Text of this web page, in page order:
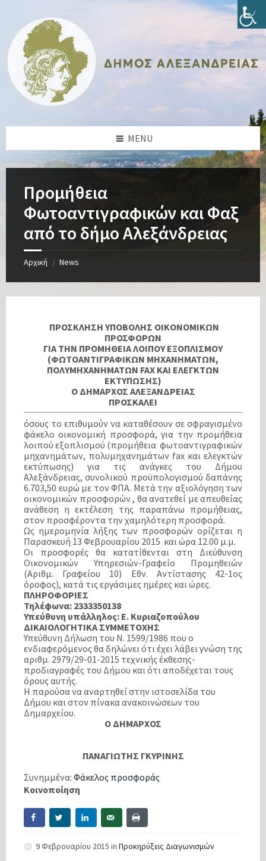
content
sidebar
sidebar
footer
MENU
Προμήθεια
Φωτοαντιγραφικών και Φαξ
από το δήμο Αλεξάνδρειας
Αρχική / News
ΠΡΟΣΚΛΗΣΗ ΥΠΟΒΟΛΗΣ ΟΙΚΟΝΟΜΙΚΩΝ
ΠΡΟΣΦΟΡΩΝ
ΓΙΑ ΤΗΝ ΠΡΟΜΗΘΕΙΑ ΛΟΙΠΟΥ ΕΞΟΠΛΙΣΜΟΥ
(ΦΩΤΟΑΝΤΙΓΡΑΦΙΚΩΝ ΜΗΧΑΝΗΜΑΤΩΝ,
ΠΟΛΥΜΗΧΑΝΗΜΑΤΩΝ FAX ΚΑΙ ΕΛΕΓΚΤΩΝ
ΕΚΤΥΠΩΣΗΣ)
Ο ΔΗΜΑΡΧΟΣ ΑΛΕΞΑΝΔΡΕΙΑΣ
ΠΡΟΣΚΑΛΕΙ
όσους το επιθυμούν να καταθέσουν σε σφραγισμένο
φάκελο οικονομική προσφορά, για την προμήθεια
λοιπού εξοπλισμού (προμήθεια φωτοαντιγραφικών
μηχανημάτων, πολυμηχανημάτων fax και ελεγκτών
εκτύπωσης) για τις ανάγκες του Δήμου
Αλεξάνδρειας, συνολικού προϋπολογισμού δαπάνης
6.703,50 ευρώ με τον ΦΠΑ. Μετά την αξιολόγηση των
οικονομικών προσφορών , θα ανατεθεί με απευθείας
ανάθεση η εκτέλεση της παραπάνω προμήθειας,
στον προσφέροντα την χαμηλότερη προσφορά.
Ως ημερομηνία λήξης των προσφορών ορίζεται η
Παρασκευή 13 Φεβρουαρίου 2015 και ώρα 12.00 μ.μ.
Οι προσφορές θα κατατίθενται στη Διεύθυνση
Οικονομικών Υπηρεσιών-Γραφείο Προμηθειών
(Αριθμ. Γραφείου 10) Εθν. Αντίστασης 42-1ος
όροφος), κατά τις εργάσιμες ημέρες και ώρες.
ΠΛΗΡΟΦΟΡΙΕΣ
Τηλέφωνα: 2333350138
Υπεύθυνη υπάλληλος: Ε. Κυριαζοπούλου
ΔΙΚΑΙΟΛΟΓΗΤΙΚΑ ΣΥΜΜΕΤΟΧΗΣ
Υπεύθυνη Δήλωση του Ν. 1599/1986 που ο
ενδιαφερόμενος θα δηλώνει ότι έχει λάβει γνώση της
αριθμ. 2979/29-01-2015 τεχνικής έκθεσης-
προδιαγραφές του Δήμου και ότι αποδέχεται τους
όρους αυτής.
Η παρούσα να αναρτηθεί στην ιστοσελίδα του
Δήμου και στον πίνακα ανακοινώσεων του
Δημαρχείου.
Ο ΔΗΜΑΡΧΟΣ
ΠΑΝΑΓΙΩΤΗΣ ΓΚΥΡΙΝΗΣ
Συνημμένα: Φάκελος προσφοράς
Κοινοποίηση
9 Φεβρουαρίου 2015 in Προκηρύξεις Διαγωνισμών